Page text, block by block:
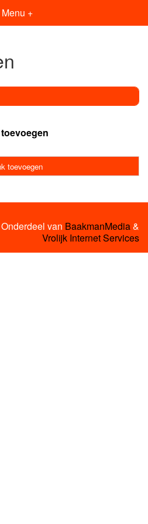
Menu +
toevoegen
van BaakmanMedia&
Vrolijk Internet Services